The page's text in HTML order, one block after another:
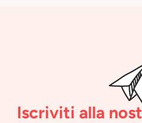
Iscriviti alla